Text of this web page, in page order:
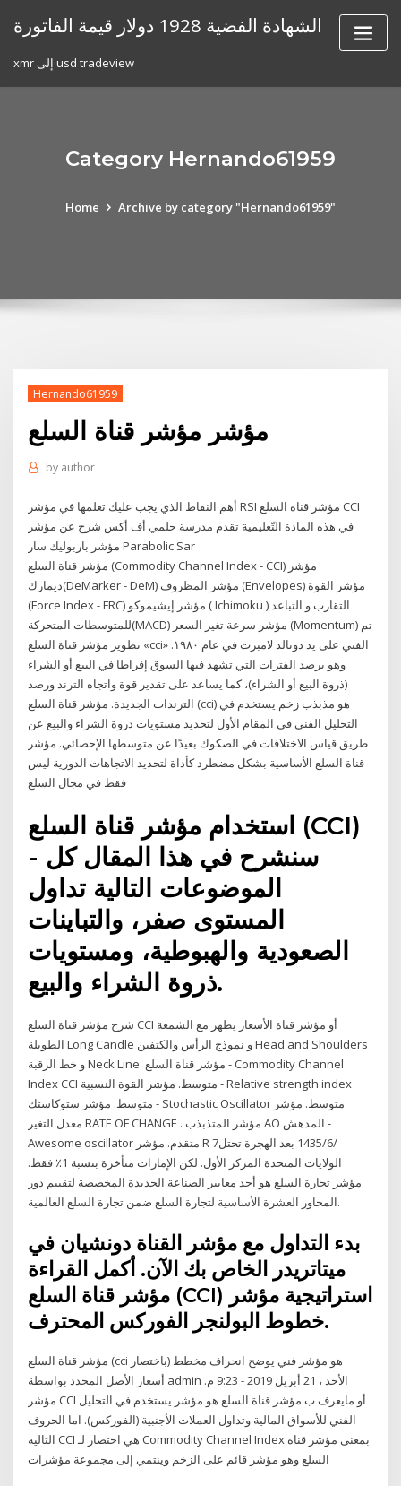
الشهادة الفضية 1928 دولار قيمة الفاتورة
xmr إلى usd tradeview
Category Hernando61959
Home Archive by category "Hernando61959"
Hernando61959
مؤشر مؤشر قناة السلع
by author
أهم النقاط الذي يجب عليك تعلمها في مؤشر RSI مؤشر قناة السلع CCI
في هذه المادة التّعليمية تقدم مدرسة حلمي أف أكس شرح عن مؤشر
مؤشر باربوليك سار Parabolic Sar
مؤشر قناة السلع (Commodity Channel Index - CCI) مؤشر
ديمارك(DeMarker - DeM) مؤشر المظروف (Envelopes) مؤشر القوة
(Force Index - FRC) مؤشر إيشيموكو ( Ichimoku ) التقارب و التباعد
للمتوسطات المتحركة(MACD) مؤشر سرعة تغير السعر (Momentum) تم
تطوير مؤشر قناة السلع «cci» الفني على يد دونالد لامبرت في عام ١٩٨٠.
وهو يرصد الفترات التي تشهد فيها السوق إفراطا في البيع أو الشراء
(ذروة البيع أو الشراء)، كما يساعد على تقدير قوة واتجاه الترند ورصد
الترندات الجديدة. مؤشر قناة السلع (cci) هو مذبذب زخم يستخدم في
التحليل الفني في المقام الأول لتحديد مستويات ذروة الشراء والبيع عن
طريق قياس الاختلافات في الصكوك بعيدًا عن متوسطها الإحصائي. مؤشر
قناة السلع الأساسية بشكل مضطرد كأداة لتحديد الاتجاهات الدورية ليس
فقط في مجال السلع
استخدام مؤشر قناة السلع (CCI)
- سنشرح في هذا المقال كل
الموضوعات التالية تداول
المستوى صفر، والتباينات
الصعودية والهبوطية، ومستويات
ذروة الشراء والبيع.
شرح مؤشر قناة السلع CCI أو مؤشر قناة الأسعار يظهر مع الشمعة
الطویلة Long Candle و نموذج الرأس والكتفين Head and Shoulders
و خط الرقبة Neck Line. مؤشر قناة السلع - Commodity Channel
Index CCI متوسط. مؤشر القوة النسبية - Relative strength index
متوسط. مؤشر ستوكاستك - Stochastic Oscillator متوسط. مؤشر
معدل التغير RATE OF CHANGE . مؤشر المتذبذب AO المدهش -
Awesome oscillator متقدم. مؤشر R 7‏‏/6‏‏/1435 بعد الهجرة تحتل
الولايات المتحدة المركز الأول. لكن الإمارات متأخرة بنسبة 1٪ فقط.
مؤشر تجارة السلع هو أحد معايير الصناعة الجديدة المخصصة لتقييم دور
المحاور العشرة الأساسية لتجارة السلع ضمن تجارة السلع العالمية.
بدء التداول مع مؤشر القناة دونشيان في
ميتاتريدر الخاص بك الآن. أكمل القراءة
مؤشر قناة السلع (CCI) استراتيجية مؤشر
خطوط البولنجر الفوركس المحترف.
مؤشر قناة السلع (cci باختصار) هو مؤشر فني يوضح انحراف مخطط
أسعار الأصل المحدد بواسطة admin الأحد ، 21 أبريل 2019 - 9:23 م.
مؤشر CCI أو مايعرف ب مؤشر قناة السلع هو مؤشر يستخدم في التحليل
الفني للأسواق المالية وتداول العملات الأجنبية (الفوركس). اما الحروف
التالية CCI هي اختصار لـ Commodity Channel Index بمعنى مؤشر قناة
السلع وهو مؤشر قائم على الزخم وينتمي إلى مجموعة مؤشرات